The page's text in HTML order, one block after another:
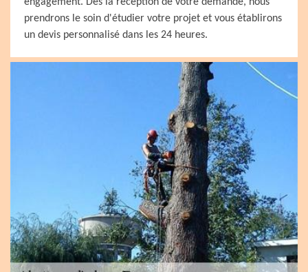
prendrons le soin d'étudier votre projet et vous établirons
un devis personnalisé dans les 24 heures.